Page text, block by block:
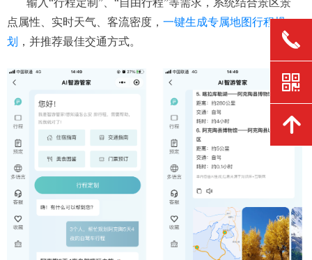
点属性、实时天气、客流密度， 一键生成专属地图行程规
划
，并推荐最佳交通方式。 끅
낃
녕